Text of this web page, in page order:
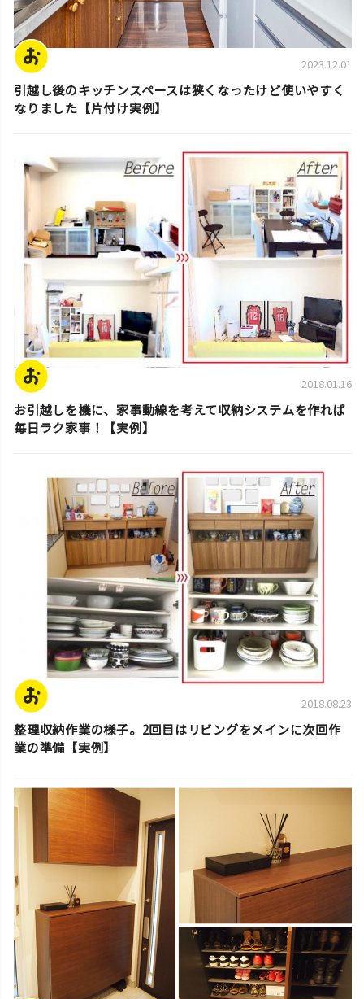
2023.12.01
引越し後のキッチンスペースは狭くなったけど使いやすく
なりました【片付け実例】
片付け実例
2018.01.16
お引越しを機に、家事動線を考えて収納システムを作れば
毎日ラク家事！【実例】
片付け実例
2018.08.23
整理収納作業の様子。2回目はリビングをメインに次回作
業の準備【実例】
片付け実例